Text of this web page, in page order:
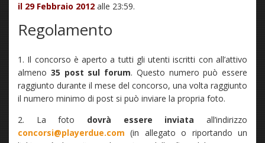
il 29 Febbraio 2012 alle 23:59.
Regolamento
1. Il concorso è aperto a tutti gli utenti iscritti con all’attivo
almeno 35 post sul forum. Questo numero può essere
raggiunto durante il mese del concorso, una volta raggiunto
il numero minimo di post si può inviare la propria foto.
2. La foto dovrà essere inviata all’indirizzo
concorsi@playerdue.com (in allegato o riportando un